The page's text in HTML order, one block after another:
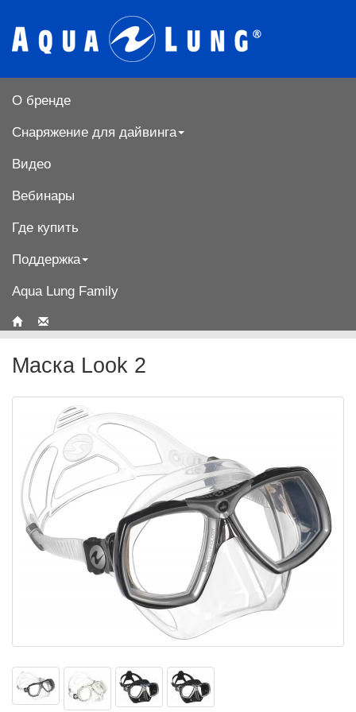
О бренде
Снаряжение для дайвинга
Видео
Вебинары
Где купить
Поддержка
Aqua Lung Family
Маска Look 2